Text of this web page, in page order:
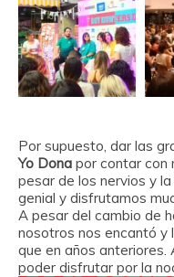
Por supuesto, dar las
Yo Dona por contar con
pesar de los nervios y
genial y disfrutamos
A pesar del cambio de
nosotros nos encantó y
que en años
poder disfrutar por la